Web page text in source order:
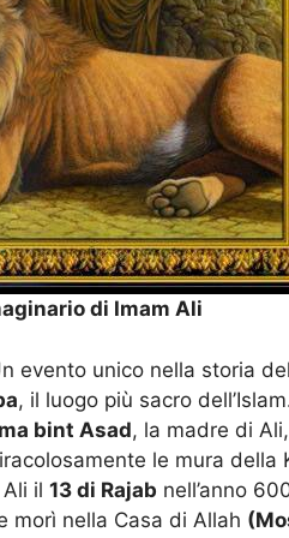
di Imam Ali
evento unico nella storia
, il luogo più sacro
bint Asad, la madre di
le mura della
il 13 di Rajab nell’anno
morì nella Casa di Allah